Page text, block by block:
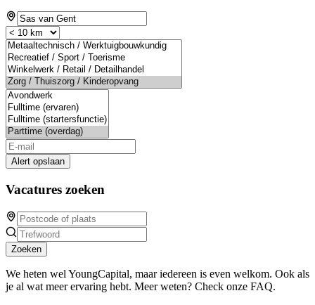
Alert opslaan
Vacatures zoeken
Zoeken
We heten wel YoungCapital, maar iedereen is even welkom. Ook als
je al wat meer ervaring hebt. Meer weten? Check onze FAQ.